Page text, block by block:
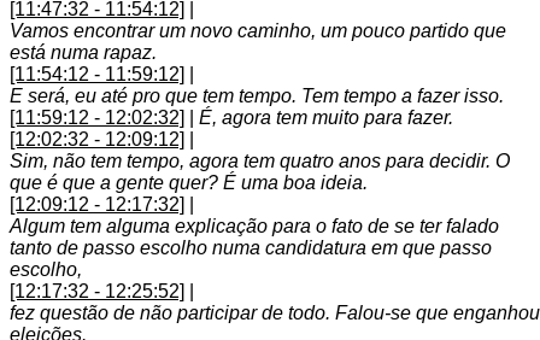
[11:47:32 - 11:54:12]
Vamos encontrar um novo caminho, um pouco partido que
está numa rapaz.
[11:54:12 - 11:59:12]
E será, eu até pro que tem tempo. Tem tempo a fazer isso.
[11:59:12 - 12:02:32]
É, agora tem muito para fazer.
[12:02:32 - 12:09:12]
Sim, não tem tempo, agora tem quatro anos para decidir. O
que é que a gente quer? É uma boa ideia.
[12:09:12 - 12:17:32]
Algum tem alguma explicação para o fato de se ter falado
tanto de passo escolho numa candidatura em que passo
escolho,
[12:17:32 - 12:25:52]
fez questão de não participar de todo. Falou-se que enganhou
eleições.